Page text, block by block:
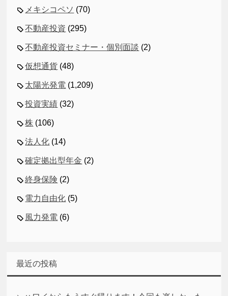
メキシコペソ (70)
不動産投資 (295)
不動産投資セミナー・個別面談 (2)
仮想通貨 (48)
太陽光発電 (1,209)
投資実績 (32)
株 (106)
法人化 (14)
確定拠出型年金 (2)
終身保険 (2)
電力自由化 (5)
風力発電 (6)
最近の投稿